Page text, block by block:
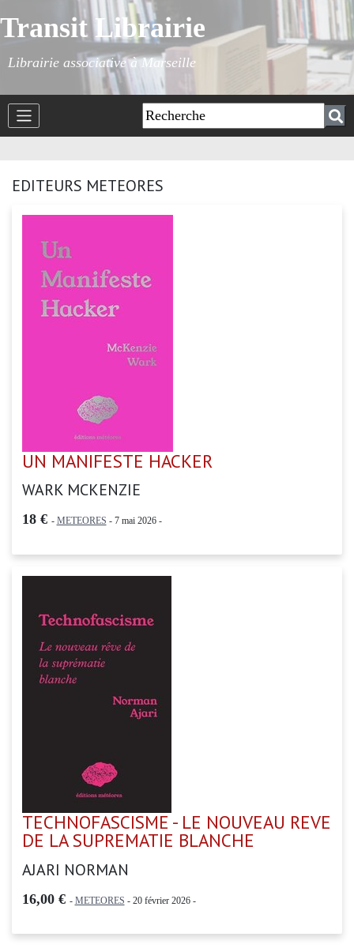
Transit Librairie
Librairie associative à Marseille
EDITEURS METEORES
UN MANIFESTE HACKER
WARK MCKENZIE
18 € - METEORES - 7 mai 2026 -
TECHNOFASCISME - LE NOUVEAU REVE
DE LA SUPREMATIE BLANCHE
AJARI NORMAN
16,00 € - METEORES - 20 février 2026 -